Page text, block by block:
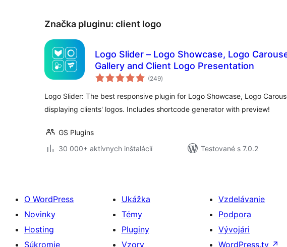
Značka pluginu: client logo
Logo Slider – Logo Showcase, Logo
Gallery and Client Logo Presentation
(249celkové
hodnotenie
)
Logo Slider: The best responsive plugin for Logo Showcase, Logo
displaying clients' logos. Includes shortcode generator with preview!
GS Plugins
30 000+ aktívnych inštalácií
Testované s 7.0.2
O WordPress
Novinky
Hosting
Súkromie
Ukážka
Témy
Pluginy
Vzory
Vzdelávanie
Podpora
Vývojári
WordPress.tv ↗